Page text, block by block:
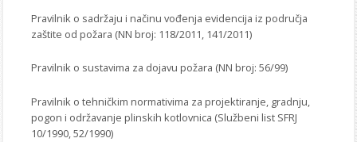
Pravilnik o sadržaju i načinu vođenja evidencija iz područja
zaštite od požara (NN broj: 118/2011, 141/2011)
Pravilnik o sustavima za dojavu požara (NN broj: 56/99)
Pravilnik o tehničkim normativima za projektiranje, gradnju,
pogon i održavanje plinskih kotlovnica (Službeni list SFRJ
10/1990, 52/1990)